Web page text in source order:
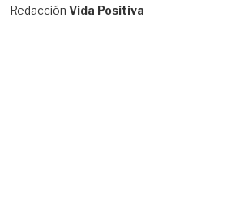
Redacción Vida Positiva